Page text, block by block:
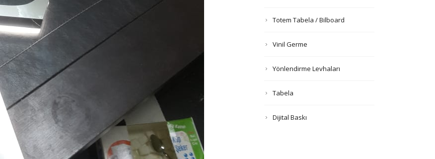
Totem Tabela / Bilboard
Vinil Germe
Yönlendirme Levhaları
Tabela
Dijital Baskı